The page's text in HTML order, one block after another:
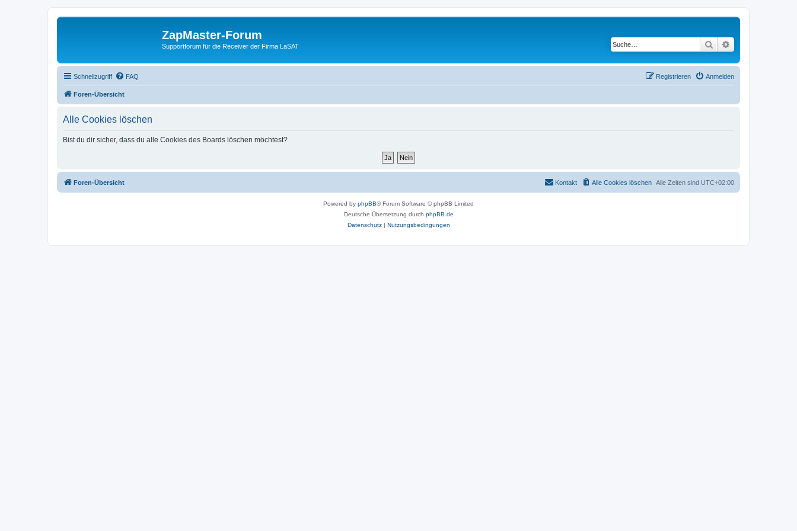
ZapMaster-Forum
Supportforum für die Receiver der Firma LaSAT Suche
Schnellzugriff FAQ Anmelden
Registrieren
Foren-Übersicht
Alle Cookies löschen
Bist du dir sicher, dass du alle Cookies des Boards löschen möchtest?
Foren-Übersicht Alle Zeiten sind UTC+02:00
Alle Cookies löschen
Kontakt
Powered by phpBB® Forum Software © phpBB Limited
Deutsche Übersetzung durch phpBB.de
Datenschutz| Nutzungsbedingungen